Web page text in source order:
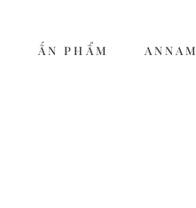
ẤN PHẨM ANNAM